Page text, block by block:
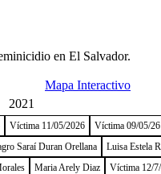
en El Salvador.
Mapa Interactivo
2021
Víctima 11/05/2026 Víctima 09/05/26
Saraí Duran Orellana Luisa Estela
Maria Arely Diaz Víctima 12/